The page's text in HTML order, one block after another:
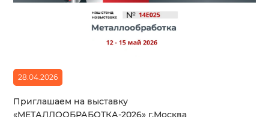
28.04.2026
Приглашаем на выставку
«МЕТАЛЛООБРАБОТКА-2026» г.Москва